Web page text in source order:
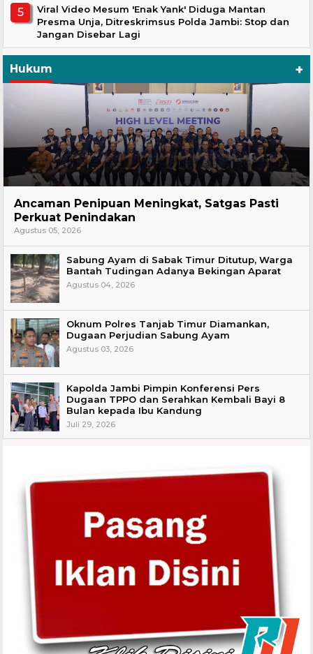
Viral Video Mesum 'Enak Yank' Diduga Mantan
Presma Unja, Ditreskrimsus Polda Jambi: Stop dan
Jangan Disebar Lagi
Hukum +
Ancaman Penipuan Meningkat, Satgas Pasti
Perkuat Penindakan
Agustus 05, 2026
Sabung Ayam di Sabak Timur Ditutup, Warga
Bantah Tudingan Adanya Bekingan Aparat
Agustus 04, 2026
Oknum Polres Tanjab Timur Diamankan,
Dugaan Perjudian Sabung Ayam
Agustus 03, 2026
Kapolda Jambi Pimpin Konferensi Pers
Dugaan TPPO dan Serahkan Kembali Bayi 8
Bulan kepada Ibu Kandung
Juli 29, 2026